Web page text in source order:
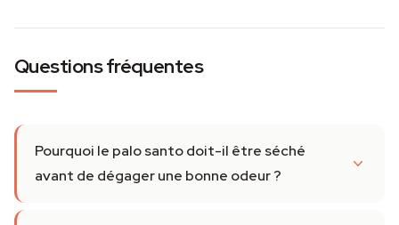
Questions fréquentes
Pourquoi le palo santo doit-il être séché
avant de dégager une bonne odeur ?